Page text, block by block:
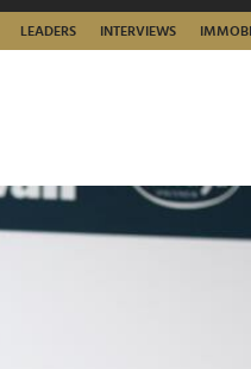
LEADERS INTERVIEWS
SUCHEN